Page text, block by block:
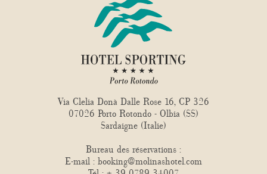
Via Clelia Donà Dalle Rose 16, CP 326
07026 Porto Rotondo - Olbia (SS)
Sardaigne (Italie)
Bureau des réservations :
E-mail : booking@molinashotel.com